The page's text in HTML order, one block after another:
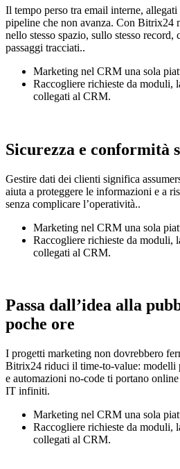
Il tempo perso tra email interne,
pipeline che non avanza. Con Bitrix24
nello stesso spazio, sullo stesso record,
passaggi tracciati..
Marketing nel CRM una sola
Raccogliere richieste da moduli,
collegati al CRM.
Sicurezza e conformità
Gestire dati dei clienti significa
aiuta a proteggere le informazioni e a
senza complicare l’operatività..
Marketing nel CRM una sola
Raccogliere richieste da moduli,
collegati al CRM.
Passa dall’idea alla
poche ore
I progetti marketing non dovrebbero
Bitrix24 riduci il time‑to‑value: modelli
e automazioni no‑code ti portano
IT infiniti.
Marketing nel CRM una sola
Raccogliere richieste da moduli,
collegati al CRM.